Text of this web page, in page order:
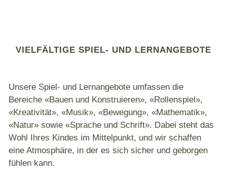
VIELFÄLTIGE SPIEL- UND LERNANGEBOTE
Unsere Spiel- und Lernangebote umfassen die
Bereiche «Bauen und Konstruieren», «Rollenspiel»,
«Kreativität», «Musik», «Bewegung», «Mathematik»,
«Natur» sowie «Sprache und Schrift». Dabei steht das
Wohl Ihres Kindes im Mittelpunkt, und wir schaffen
eine Atmosphäre, in der es sich sicher und geborgen
fühlen kann.